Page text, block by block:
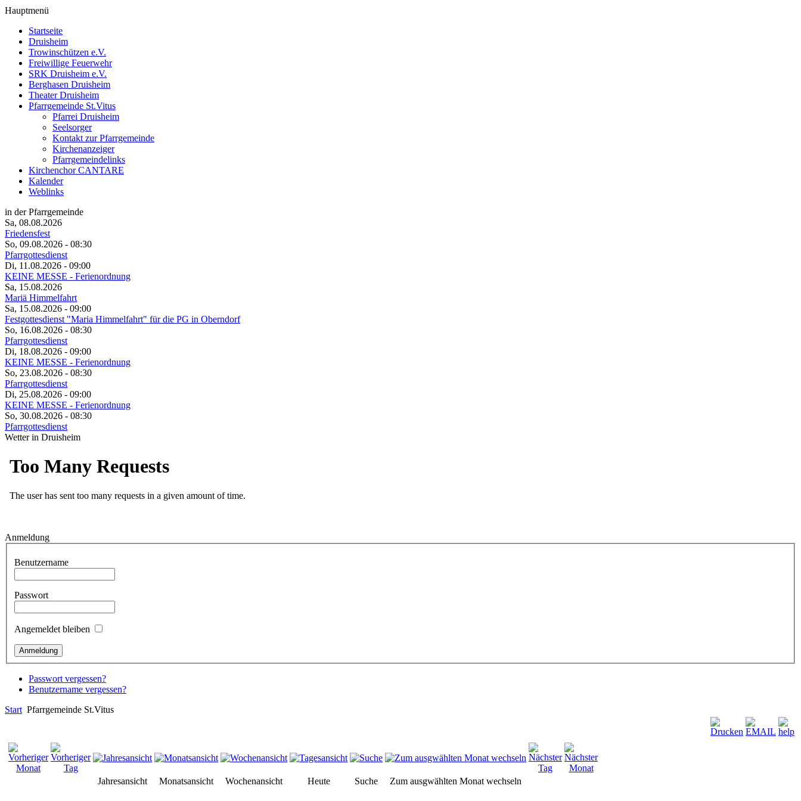
Hauptmenü
Startseite
Druisheim
Trowinschützen e.V.
Freiwillige Feuerwehr
SRK Druisheim e.V.
Berghasen Druisheim
Theater Druisheim
Pfarrgemeinde St.Vitus
Pfarrei Druisheim
Seelsorger
Kontakt zur Pfarrgemeinde
Kirchenanzeiger
Pfarrgemeindelinks
Kirchenchor CANTARE
Kalender
Weblinks
in der Pfarrgemeinde
Sa, 08.08.2026
Friedensfest
So, 09.08.2026 - 08:30
Pfarrgottesdienst
Di, 11.08.2026 - 09:00
KEINE MESSE - Ferienordnung
Sa, 15.08.2026
Mariä Himmelfahrt
Sa, 15.08.2026 - 09:00
Festgottesdienst "Maria Himmelfahrt" für die PG in Oberndorf
So, 16.08.2026 - 08:30
Pfarrgottesdienst
Di, 18.08.2026 - 09:00
KEINE MESSE - Ferienordnung
So, 23.08.2026 - 08:30
Pfarrgottesdienst
Di, 25.08.2026 - 09:00
KEINE MESSE - Ferienordnung
So, 30.08.2026 - 08:30
Pfarrgottesdienst
Wetter in Druisheim
Anmeldung
Benutzername
Passwort
Angemeldet bleiben
Passwort vergessen?
Benutzername vergessen?
Start Pfarrgemeinde St.Vitus
Jahresansicht Monatsansicht Wochenansicht Heute Suche Zum ausgwählten Monat wechseln